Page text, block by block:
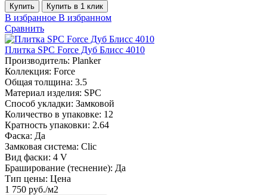
Купить Купить в 1 клик
В избранное В избранном
Сравнить
Плитка SPC Force Дуб Блисс 4010
Производитель: Planker
Коллекция: Force
Общая толщина: 3.5
Материал изделия: SPC
Способ укладки: Замковой
Количество в упаковке: 12
Кратность упаковки: 2.64
Фаска: Да
Замковая система: Сlic
Вид фаски: 4 V
Браширование (теснение): Да
Тип цены: Цена
1 750 руб./м2